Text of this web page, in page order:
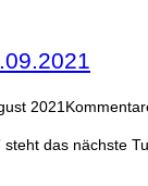
2021
steht das nächste